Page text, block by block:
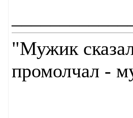
"Мужик
промолчал -